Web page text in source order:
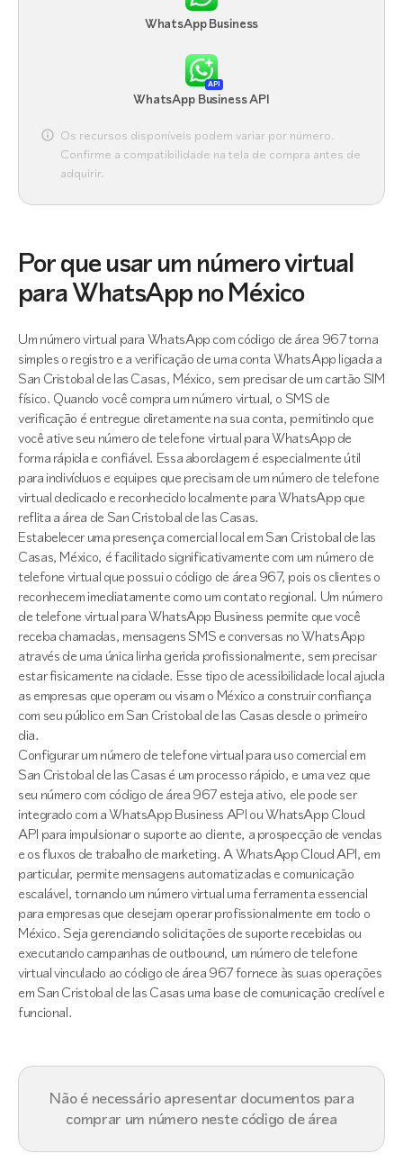
WhatsApp Business
API
WhatsApp Business API
Os recursos disponíveis podem variar por número.
Confirme a compatibilidade na tela de compra antes de
adquirir.
Por que usar um número virtual
para WhatsApp no México
Um número virtual para WhatsApp com código de área 967 torna
simples o registro e a verificação de uma conta WhatsApp ligada a
San Cristobal de las Casas, México, sem precisar de um cartão SIM
físico. Quando você compra um número virtual, o SMS de
verificação é entregue diretamente na sua conta, permitindo que
você ative seu número de telefone virtual para WhatsApp de
forma rápida e confiável. Essa abordagem é especialmente útil
para indivíduos e equipes que precisam de um número de telefone
virtual dedicado e reconhecido localmente para WhatsApp que
reflita a área de San Cristobal de las Casas.
Estabelecer uma presença comercial local em San Cristobal de las
Casas, México, é facilitado significativamente com um número de
telefone virtual que possui o código de área 967, pois os clientes o
reconhecem imediatamente como um contato regional. Um número
de telefone virtual para WhatsApp Business permite que você
receba chamadas, mensagens SMS e conversas no WhatsApp
através de uma única linha gerida profissionalmente, sem precisar
estar fisicamente na cidade. Esse tipo de acessibilidade local ajuda
as empresas que operam ou visam o México a construir confiança
com seu público em San Cristobal de las Casas desde o primeiro
dia.
Configurar um número de telefone virtual para uso comercial em
San Cristobal de las Casas é um processo rápido, e uma vez que
seu número com código de área 967 esteja ativo, ele pode ser
integrado com a WhatsApp Business API ou WhatsApp Cloud
API para impulsionar o suporte ao cliente, a prospecção de vendas
e os fluxos de trabalho de marketing. A WhatsApp Cloud API, em
particular, permite mensagens automatizadas e comunicação
escalável, tornando um número virtual uma ferramenta essencial
para empresas que desejam operar profissionalmente em todo o
México. Seja gerenciando solicitações de suporte recebidas ou
executando campanhas de outbound, um número de telefone
virtual vinculado ao código de área 967 fornece às suas operações
em San Cristobal de las Casas uma base de comunicação credível e
funcional.
Não é necessário apresentar documentos para
comprar um número neste código de área